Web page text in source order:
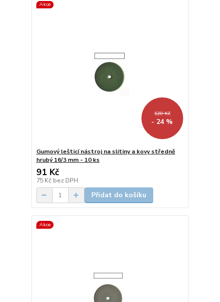
Akce
120 Kč
- 24 %
Gumový lešticí nástroj na slitiny a kovy středně
hrubý 16/3 mm - 10 ks
91 Kč
75 Kč bez DPH
Přidat do košíku
Akce